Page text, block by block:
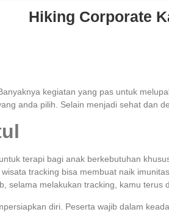
Hiking Corporate
kegiatan yang pas untuk
anda pilih. Selain menjadi sehat dan
terapi bagi anak berkebutuhan
tracking bisa membuat naik
selama melakukan tracking, kamu
diri. Peserta wajib dalam